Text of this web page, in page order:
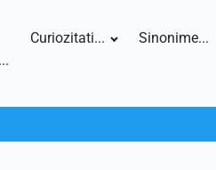
Curiozitati... Sinonime...